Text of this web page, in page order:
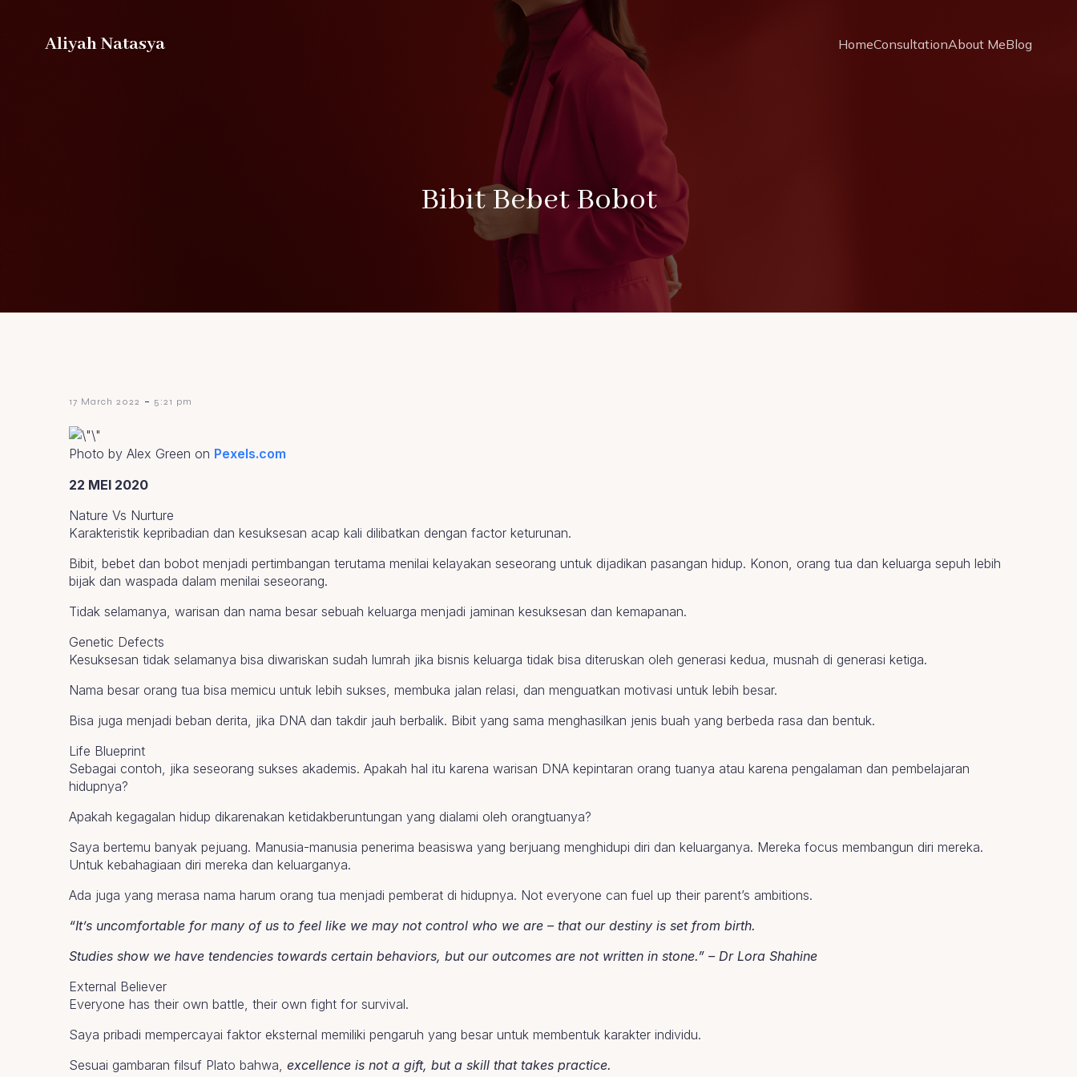
Aliyah Natasya HomeConsultationAbout MeBlog
Bibit Bebet Bobot
17 March 2022 - 5:21 pm
Photo by Alex Green on Pexels.com
22 MEI 2020
Nature Vs Nurture
Karakteristik kepribadian dan kesuksesan acap kali dilibatkan dengan factor keturunan.
Bibit, bebet dan bobot menjadi pertimbangan terutama menilai kelayakan seseorang untuk dijadikan pasangan hidup. Konon, orang tua dan keluarga sepuh lebih
bijak dan waspada dalam menilai seseorang.
Tidak selamanya, warisan dan nama besar sebuah keluarga menjadi jaminan kesuksesan dan kemapanan.
Genetic Defects
Kesuksesan tidak selamanya bisa diwariskan sudah lumrah jika bisnis keluarga tidak bisa diteruskan oleh generasi kedua, musnah di generasi ketiga.
Nama besar orang tua bisa memicu untuk lebih sukses, membuka jalan relasi, dan menguatkan motivasi untuk lebih besar.
Bisa juga menjadi beban derita, jika DNA dan takdir jauh berbalik. Bibit yang sama menghasilkan jenis buah yang berbeda rasa dan bentuk.
Life Blueprint
Sebagai contoh, jika seseorang sukses akademis. Apakah hal itu karena warisan DNA kepintaran orang tuanya atau karena pengalaman dan pembelajaran
hidupnya?
Apakah kegagalan hidup dikarenakan ketidakberuntungan yang dialami oleh orangtuanya?
Saya bertemu banyak pejuang. Manusia-manusia penerima beasiswa yang berjuang menghidupi diri dan keluarganya. Mereka focus membangun diri mereka.
Untuk kebahagiaan diri mereka dan keluarganya.
Ada juga yang merasa nama harum orang tua menjadi pemberat di hidupnya. Not everyone can fuel up their parent’s ambitions.
“It’s uncomfortable for many of us to feel like we may not control who we are – that our destiny is set from birth.
Studies show we have tendencies towards certain behaviors, but our outcomes are not written in stone.” – Dr Lora Shahine
External Believer
Everyone has their own battle, their own fight for survival.
Saya pribadi mempercayai faktor eksternal memiliki pengaruh yang besar untuk membentuk karakter individu.
Sesuai gambaran filsuf Plato bahwa, excellence is not a gift, but a skill that takes practice.